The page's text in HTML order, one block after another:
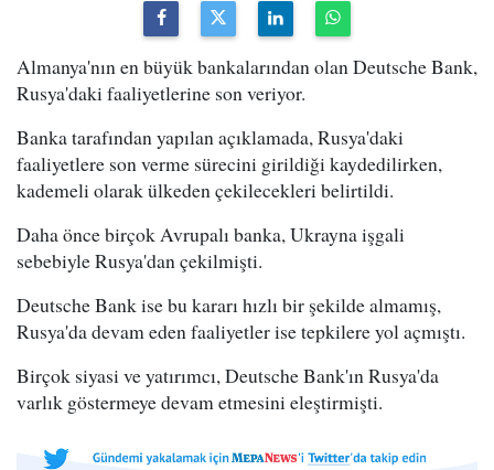
Almanya'nın en büyük bankalarından olan Deutsche Bank,
Rusya'daki faaliyetlerine son veriyor.
Banka tarafından yapılan açıklamada, Rusya'daki
faaliyetlere son verme sürecini girildiği kaydedilirken,
kademeli olarak ülkeden çekilecekleri belirtildi.
Daha önce birçok Avrupalı banka, Ukrayna işgali
sebebiyle Rusya'dan çekilmişti.
Deutsche Bank ise bu kararı hızlı bir şekilde almamış,
Rusya'da devam eden faaliyetler ise tepkilere yol açmıştı.
Birçok siyasi ve yatırımcı, Deutsche Bank'ın Rusya'da
varlık göstermeye devam etmesini eleştirmişti.